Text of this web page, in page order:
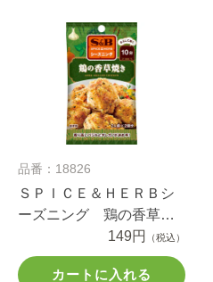
品番：18826
ＳＰＩＣＥ＆ＨＥＲＢシ
ーズニング 鶏の香草焼
149円 （税込）
カートに入れる